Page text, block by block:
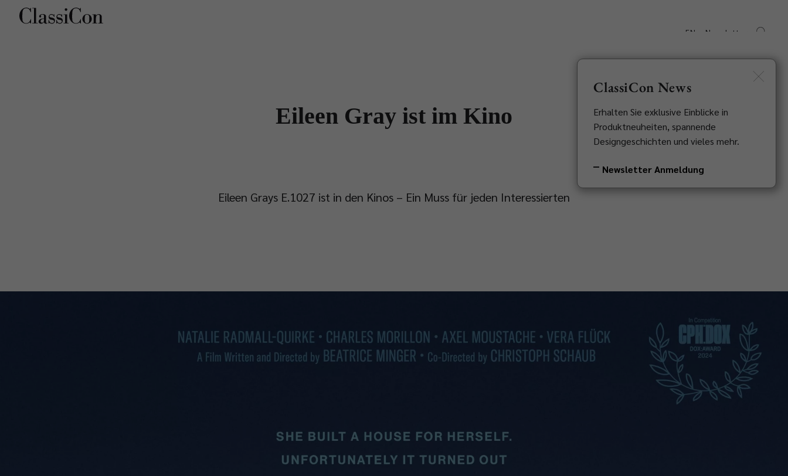
EN Newsletter
Eileen Gray ist im Kino
Eileen Grays E.1027 ist in den Kinos – Ein Muss für jeden Interessierten
ClassiCon News
Erhalten Sie exklusive Einblicke in
Produktneuheiten, spannende
Designgeschichten und vieles mehr.
Newsletter Anmeldung